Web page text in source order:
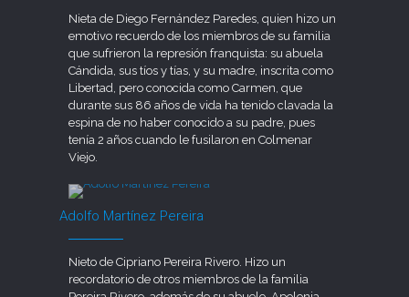
Nieta de Diego Fernández Paredes, quien hizo un
emotivo recuerdo de los miembros de su familia
que sufrieron la represión franquista: su abuela
Cándida, sus tíos y tías, y su madre, inscrita como
Libertad, pero conocida como Carmen, que
durante sus 86 años de vida ha tenido clavada la
espina de no haber conocido a su padre, pues
tenía 2 años cuando le fusilaron en Colmenar
Viejo.
Adolfo Martínez Pereira
Nieto de Cipriano Pereira Rivero. Hizo un
recordatorio de otros miembros de la familia